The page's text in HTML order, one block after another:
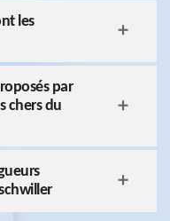
les
par
chers du